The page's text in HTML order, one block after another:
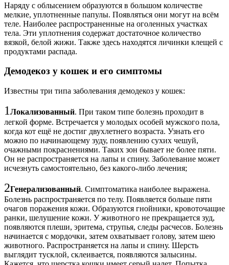
Наряду с облысением образуются в большом количестве
мелкие, уплотненные папулы. Появляться они могут на всём
теле. Наиболее распространенные на оголенных участках
тела. Эти уплотнения содержат достаточное количество
вязкой, белой жижи. Также здесь находятся личинки клещей с
продуктами распада.
Демодекоз у кошек и его симптомы
Известны три типа заболевания демодекоз у кошек:
1 Локализованный. При таком типе болезнь проходит в
легкой форме. Встречается у молодых особей мужского пола,
когда кот ещё не достиг двухлетнего возраста. Узнать его
можно по начинающему зуду, появлению сухих чешуй,
очажными покраснениями. Таких зон бывает не более пяти.
Он не распространяется на лапы и спину. Заболевание может
исчезнуть самостоятельно, без какого-либо лечения;
2Генерализованный. Симптоматика наиболее выражена.
Болезнь распространяется по телу. Появляется больше пяти
очагов поражения кожи. Образуются гнойники, кровоточащие
ранки, шелушение кожи. У животного не прекращается зуд,
появляются плеши, эритема, струпья, следы расчесов. Болезнь
начинается с мордочки, затем охватывает голову, затем шею
животного. Распространяется на лапы и спину. Шерсть
выглядит тусклой, склеивается, появляются залысины.